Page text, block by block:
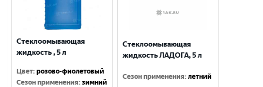
Стеклоомывающая
жидкость , 5 л
Цвет:розово-фиолетовый
Сезон применения:зимний
Стеклоомывающая
жидкость ЛАДОГА, 5 л
Сезон применения:летний